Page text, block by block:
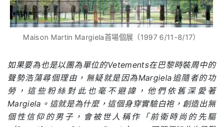
Maison Martin Margiela首場個展（1997 6/11-8/17）
如果要為也是以團為單位的Vetements在巴黎時裝周中的
聲勢浩蕩尋個理由，無疑就是因為Margiela追隨者的功
勞，這些粉絲對此也毫不避諱，他們依舊深愛著
Margiela。這就是為什麼，這個身穿實驗白袍，創造出無
個性信仰的男子，會被世人稱作「前衛時尚的先驅